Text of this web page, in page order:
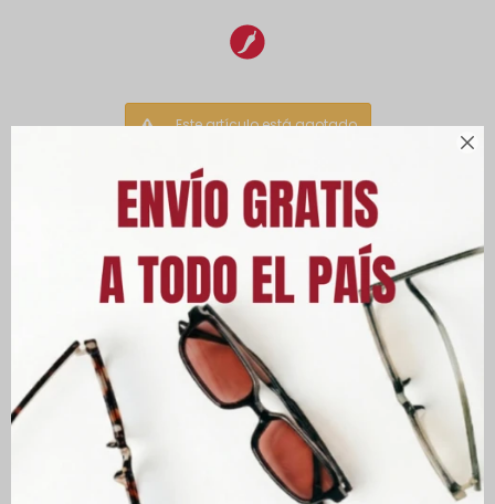

Este artículo está agotado.
Otras variantes disponibles:
PRODUCTOS QUE TE PUEDEN
INTERESAR